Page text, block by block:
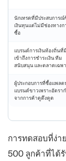
นักเทรดที่มีประสบการณ์
เงินทุนแต่ไม่มีช่องทางก
ซื้อ
แบรนด์การเงินท้องถิ่นที่
เข้าถึงการชำระเงิน ทีม
สนับสนุน และตลาดเฉพ
ผู้ประกอบการที่ซื้อแพลต
แบรนด์ขาวเพราะอัตรา
จากการค้าดูดึงดูด
การทดสอบที่ง่า
500 ลูกค้าที่ได้